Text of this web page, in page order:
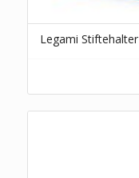
Legami